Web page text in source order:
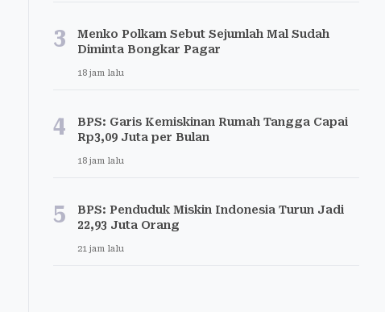
3
Menko Polkam Sebut Sejumlah Mal Sudah
Diminta Bongkar Pagar
18 jam lalu
4
BPS: Garis Kemiskinan Rumah Tangga Capai
Rp3,09 Juta per Bulan
18 jam lalu
5
BPS: Penduduk Miskin Indonesia Turun Jadi
22,93 Juta Orang
21 jam lalu